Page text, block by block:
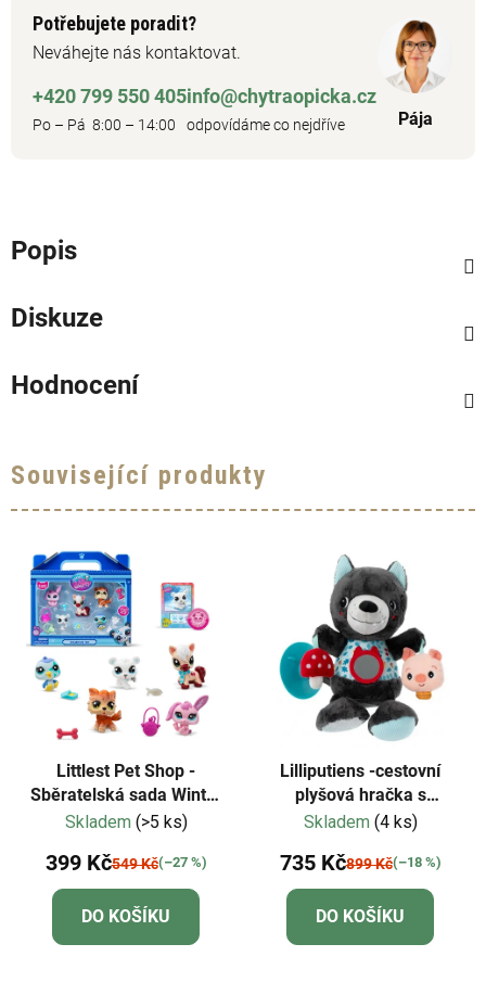
Potřebujete poradit?
Neváhejte nás kontaktovat.
+420 799 550 405
Po – Pá 8:00 – 14:00
info@chytraopicka.cz
odpovídáme co nejdříve Pája
Popis
Diskuze
Hodnocení
Související produkty
Littlest Pet Shop -
Sběratelská sada Winter
Besties
Skladem (>5 ks)
399 Kč549 Kč(–27 %)
DO KOŠÍKU
Lilliputiens -cestovní
plyšová hračka s
aktivitami-vlk Ludvík
Skladem (4 ks)
735 Kč899 Kč(–18 %)
DO KOŠÍKU